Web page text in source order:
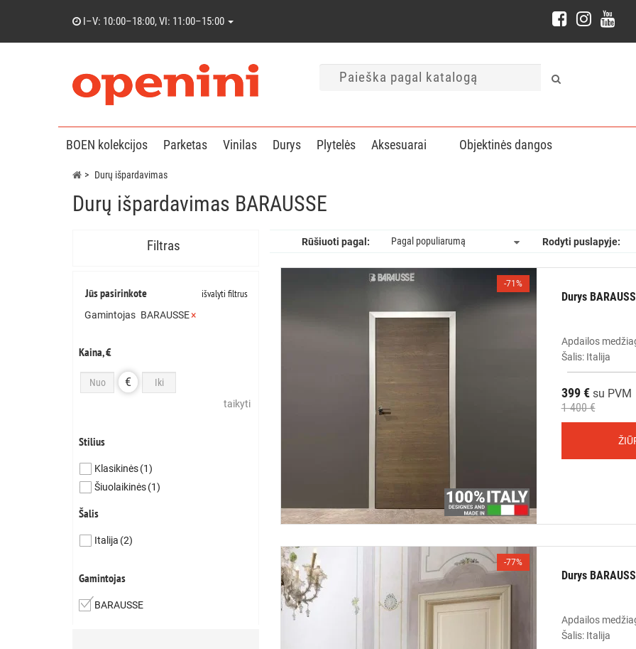
I–V: 10:00–18:00, VI: 11:00–15:00
BOEN kolekcijos Parketas Vinilas Durys Plytelės Aksesuarai Objektinės dangos
Durų išpardavimas
Durų išpardavimas BARAUSSE
Filtras
Jūs pasirinkote išvalyti filtrus
Gamintojas BARAUSSE×
Kaina, €
€
taikyti
Stilius
Klasikinės(1)
Šiuolaikinės(1)
Šalis
Italija (2)
Gamintojas
BARAUSSE
Rūšiuoti pagal: Rodyti puslapyje:
-71%
Durys
Apdailos
Šalis: Italija
399 € su PVM
1 400 €
-77%
Durys
Apdailos
Šalis: Italija